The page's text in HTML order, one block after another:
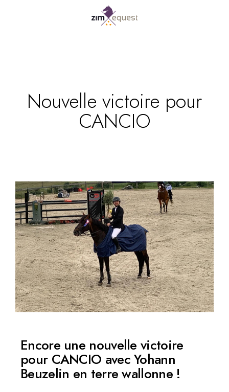
Nouvelle victoire pour
CANCIO
Encore une nouvelle victoire
pour CANCIO avec Yohann
Beuzelin en terre wallonne !